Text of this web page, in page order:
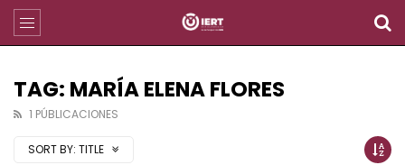
TAG: MARÍA ELENA FLORES
1 PÚBLICACIONES
SORT BY: TITLE